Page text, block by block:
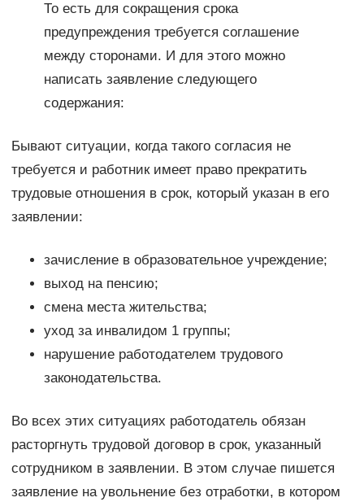
То есть для сокращения срока
предупреждения требуется соглашение
между сторонами. И для этого можно
написать заявление следующего
содержания:
Бывают ситуации, когда такого согласия не
требуется и работник имеет право прекратить
трудовые отношения в срок, который указан в его
заявлении:
зачисление в образовательное учреждение;
выход на пенсию;
смена места жительства;
уход за инвалидом 1 группы;
нарушение работодателем трудового
законодательства.
Во всех этих ситуациях работодатель обязан
расторгнуть трудовой договор в срок, указанный
сотрудником в заявлении. В этом случае пишется
заявление на увольнение без отработки, в котором